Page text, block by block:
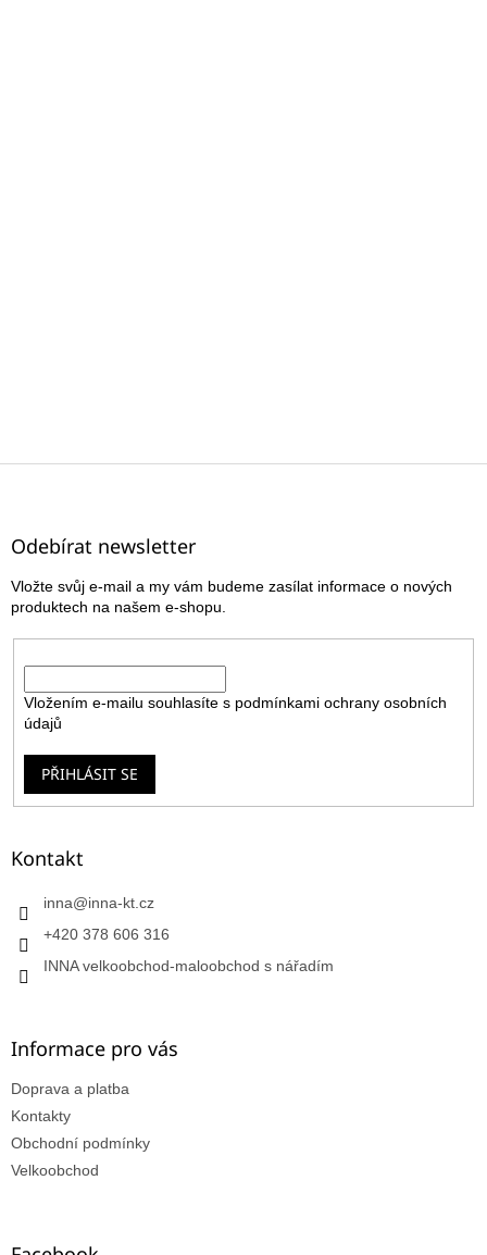
Z
Odebírat newsletter
Vložte svůj e-mail a my vám budeme zasílat informace o nových
produktech na našem e-shopu.
Vložením e-mailu souhlasíte s podmínkami ochrany osobních
údajů
PŘIHLÁSIT SE
Kontakt
inna@inna-kt.cz
+420 378 606 316
INNA velkoobchod-maloobchod s nářadím
Informace pro vás
Doprava a platba
Kontakty
Obchodní podmínky
Velkoobchod